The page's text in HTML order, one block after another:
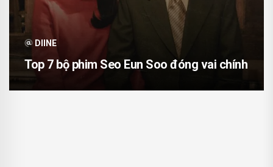
DIINE
Top 7 bộ phim Seo Eun Soo đóng vai chính